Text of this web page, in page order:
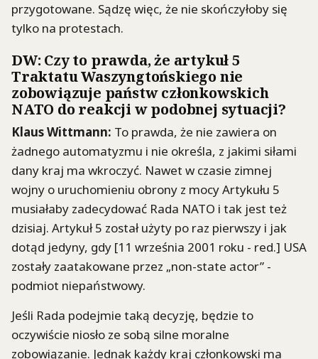
przygotowane. Sądzę więc, że nie skończyłoby się
tylko na protestach.
DW: Czy to prawda, że artykuł 5
Traktatu Waszyngtońskiego nie
zobowiązuje państw członkowskich
NATO do reakcji w podobnej sytuacji?
KlausWittmann: To prawda, że nie zawiera on
żadnego automatyzmu i nie określa, z jakimi siłami
dany kraj ma wkroczyć. Nawet w czasie zimnej
wojny o uruchomieniu obrony z mocy Artykułu 5
musiałaby zadecydować Rada NATO i tak jest też
dzisiaj. Artykuł 5 został użyty po raz pierwszy i jak
dotąd jedyny, gdy [11 września 2001 roku - red.] USA
zostały zaatakowane przez „non-state actor” -
podmiot niepaństwowy.
Jeśli Rada podejmie taką decyzję, będzie to
oczywiście niosło ze sobą silne moralne
zobowiązanie. Jednak każdy kraj członkowski ma